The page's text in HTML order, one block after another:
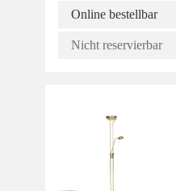
Online bestellbar
Nicht reservierbar